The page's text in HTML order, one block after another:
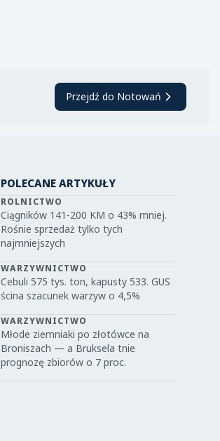
Przejdź do Notowań
POLECANE ARTYKUŁY
ROLNICTWO
Ciągników 141-200 KM o 43% mniej.
Rośnie sprzedaż tylko tych
najmniejszych
WARZYWNICTWO
Cebuli 575 tys. ton, kapusty 533. GUS
ścina szacunek warzyw o 4,5%
WARZYWNICTWO
Młode ziemniaki po złotówce na
Broniszach — a Bruksela tnie
prognozę zbiorów o 7 proc.